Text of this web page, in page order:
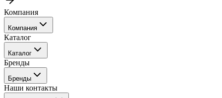
Компания
Компания
События
Покупателю
Каталог
Каталог
Профессиональные средства для окрашивания волос
Сервисные средства
Уход
Бренды
Бренды
Tefia
Наши контакты